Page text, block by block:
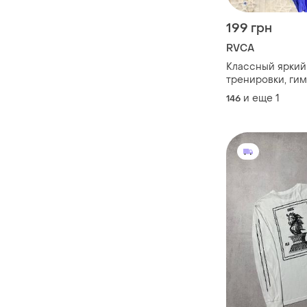
199 грн
RVCA
Классный
тренировки,
танцы на
146 и еще 1